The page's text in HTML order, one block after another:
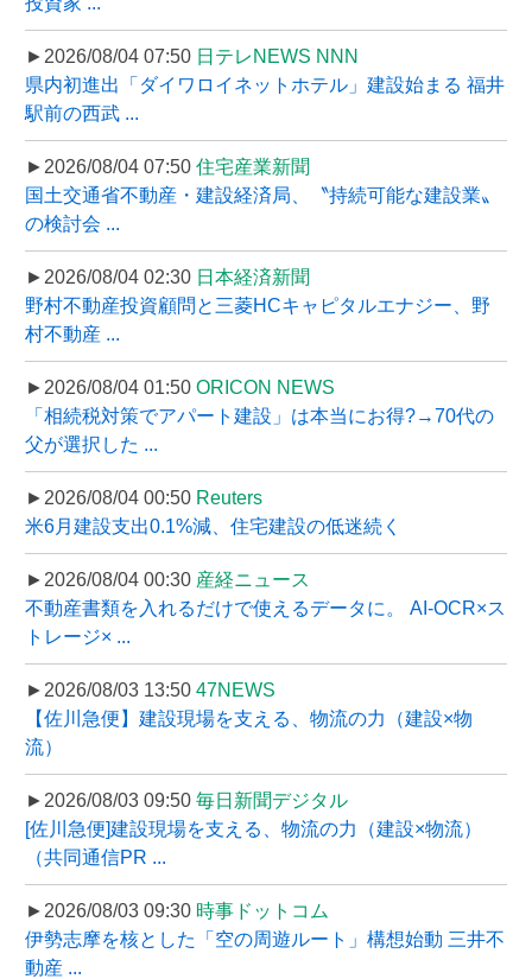
►2026/08/04 07:50 日テレNEWS NNN
県内初進出「ダイワロイネットホテル」建設始まる 福井
駅前の西武 ...
►2026/08/04 07:50 住宅産業新聞
国土交通省不動産・建設経済局、〝持続可能な建設業〟
の検討会 ...
►2026/08/04 02:30 日本経済新聞
野村不動産投資顧問と三菱HCキャピタルエナジー、野
村不動産 ...
►2026/08/04 01:50 ORICON NEWS
「相続税対策でアパート建設」は本当にお得?→70代の
父が選択した ...
►2026/08/04 00:50 Reuters
米6月建設支出0.1%減、住宅建設の低迷続く
►2026/08/04 00:30 産経ニュース
不動産書類を入れるだけで使えるデータに。 AI-OCR×ス
トレージ× ...
►2026/08/03 13:50 47NEWS
【佐川急便】建設現場を支える、物流の力（建設×物
流）
►2026/08/03 09:50 毎日新聞デジタル
[佐川急便]建設現場を支える、物流の力（建設×物流）
（共同通信PR ...
►2026/08/03 09:30 時事ドットコム
伊勢志摩を核とした「空の周遊ルート」構想始動 三井不
動産 ...